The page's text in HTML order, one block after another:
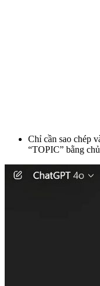
Chỉ cần sao chép
“TOPIC” bằng